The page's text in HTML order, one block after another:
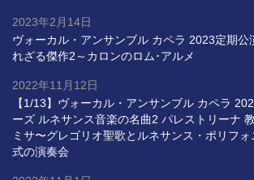
ヴォーカル・アンサンブル カペラ 2023定期公
れざる傑作2～カロンのロム･アルメ
2023年2月14日
【1/13】ヴォーカル・アンサンブル カペラ
ーズ ルネサンス音楽の名曲2 パレストリーナ
ミサ〜グレゴリオ聖歌とルネサンス・ポリフ
式の演奏会
2022年11月12日